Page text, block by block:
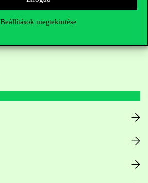
Beállítások megtekintése